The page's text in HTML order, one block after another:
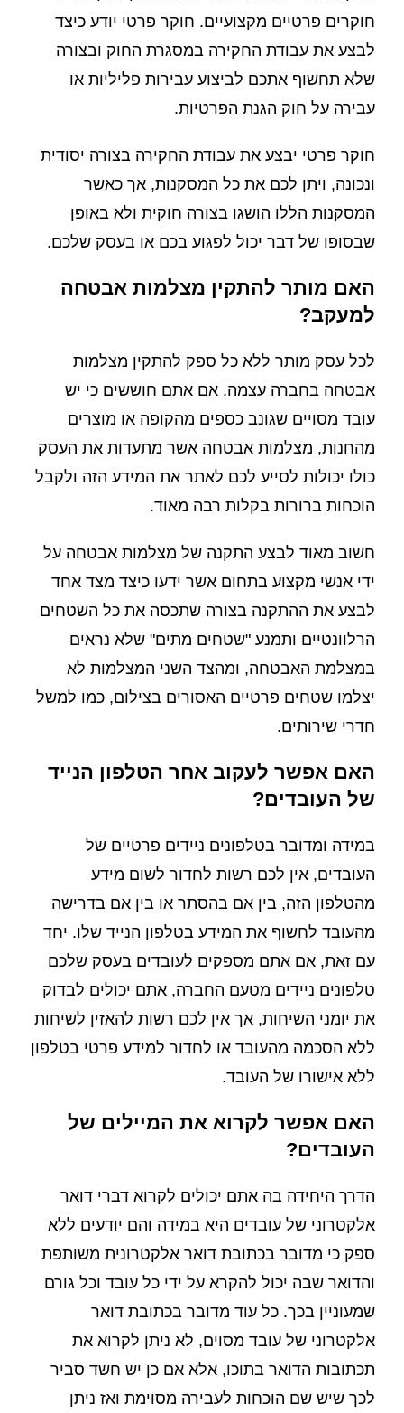
חוקרים פרטיים מקצועיים. חוקר פרטי יודע כיצד
לבצע את עבודת החקירה במסגרת החוק ובצורה
שלא תחשוף אתכם לביצוע עבירות פליליות או
עבירה על חוק הגנת הפרטיות.
חוקר פרטי יבצע את עבודת החקירה בצורה יסודית
ונכונה, ויתן לכם את כל המסקנות, אך כאשר
המסקנות הללו הושגו בצורה חוקית ולא באופן
שבסופו של דבר יכול לפגוע בכם או בעסק שלכם.
האם מותר להתקין מצלמות אבטחה
למעקב?
לכל עסק מותר ללא כל ספק להתקין מצלמות
אבטחה בחברה עצמה. אם אתם חוששים כי יש
עובד מסויים שגונב כספים מהקופה או מוצרים
מהחנות, מצלמות אבטחה אשר מתעדות את העסק
כולו יכולות לסייע לכם לאתר את המידע הזה ולקבל
הוכחות ברורות בקלות רבה מאוד.
חשוב מאוד לבצע התקנה של מצלמות אבטחה על
ידי אנשי מקצוע בתחום אשר ידעו כיצד מצד אחד
לבצע את ההתקנה בצורה שתכסה את כל השטחים
הרלוונטיים ותמנע "שטחים מתים" שלא נראים
במצלמת האבטחה, ומהצד השני המצלמות לא
יצלמו שטחים פרטיים האסורים בצילום, כמו למשל
חדרי שירותים.
האם אפשר לעקוב אחר הטלפון הנייד
של העובדים?
במידה ומדובר בטלפונים ניידים פרטיים של
העובדים, אין לכם רשות לחדור לשום מידע
מהטלפון הזה, בין אם בהסתר או בין אם בדרישה
מהעובד לחשוף את המידע בטלפון הנייד שלו. יחד
עם זאת, אם אתם מספקים לעובדים בעסק שלכם
טלפונים ניידים מטעם החברה, אתם יכולים לבדוק
את יומני השיחות, אך אין לכם רשות להאזין לשיחות
ללא הסכמה מהעובד או לחדור למידע פרטי בטלפון
ללא אישורו של העובד.
האם אפשר לקרוא את המיילים של
העובדים?
הדרך היחידה בה אתם יכולים לקרוא דברי דואר
אלקטרוני של עובדים היא במידה והם יודעים ללא
ספק כי מדובר בכתובת דואר אלקטרונית משותפת
והדואר שבה יכול להקרא על ידי כל עובד וכל גורם
שמעוניין בכך. כל עוד מדובר בכתובת דואר
אלקטרוני של עובד מסוים, לא ניתן לקרוא את
תכתובות הדואר בתוכו, אלא אם כן יש חשד סביר
לכך שיש שם הוכחות לעבירה מסוימת ואז ניתן